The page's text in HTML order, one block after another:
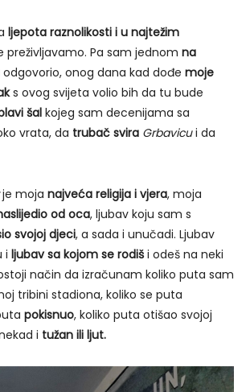
ljepota raznolikosti i u najtežim
preživljavamo. Pa sam jednom na
odgovorio, onog dana kad dođe moje
s ovog svijeta volio bih da tu bude
šal kojeg sam decenijama sa
vrata, da trubač svira Grbavicui da
je moja najveća religija i vjera, moja
od oca, ljubav koju sam s
svojoj djeci, a sada i unučadi. Ljubav
i ljubav sa kojom se rodiši odeš na neki
način da izračunam koliko puta sam
tribini stadiona, koliko se puta
pokisnuo, koliko puta otišao svojoj
i tužan ili ljut.